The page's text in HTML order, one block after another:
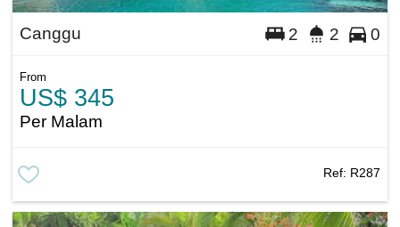
Canggu 2 2 0
From
US$ 345
Per Malam
Ref: R287